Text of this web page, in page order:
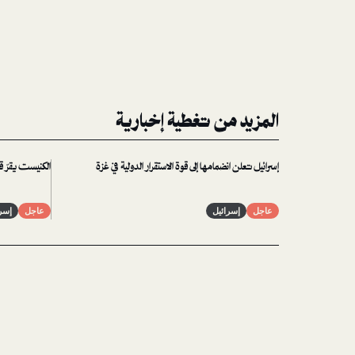
المزيد من تغطية إخبارية
إسرائيل تعلن انضمامها إلى قوة الاستقرار الدولية في غزة
عاجل إسرائيل
الكنيست يقرّ
عاجل